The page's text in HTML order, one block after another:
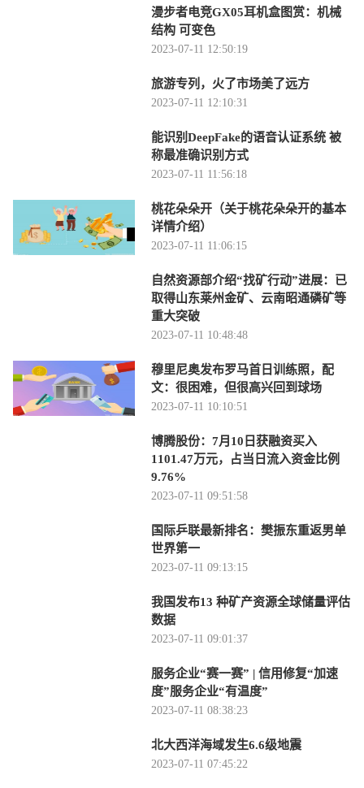
漫步者电竞GX05耳机盒图赏：机械
结构 可变色
2023-07-11 12:50:19
旅游专列，火了市场美了远方
2023-07-11 12:10:31
能识别DeepFake的语音认证系统 被
称最准确识别方式
2023-07-11 11:56:18
桃花朵朵开（关于桃花朵朵开的基本
详情介绍）
2023-07-11 11:06:15
自然资源部介绍“找矿行动”进展：已
取得山东莱州金矿、云南昭通磷矿等
重大突破
2023-07-11 10:48:48
穆里尼奥发布罗马首日训练照，配
文：很困难，但很高兴回到球场
2023-07-11 10:10:51
博腾股份：7月10日获融资买入
1101.47万元，占当日流入资金比例
9.76%
2023-07-11 09:51:58
国际乒联最新排名：樊振东重返男单
世界第一
2023-07-11 09:13:15
我国发布13 种矿产资源全球储量评估
数据
2023-07-11 09:01:37
服务企业“赛一赛” | 信用修复“加速
度”服务企业“有温度”
2023-07-11 08:38:23
北大西洋海域发生6.6级地震
2023-07-11 07:45:22